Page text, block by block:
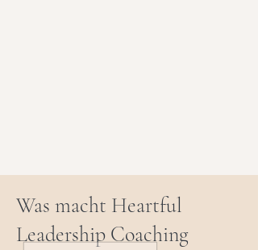
Was macht Heartful
Leadership Coaching